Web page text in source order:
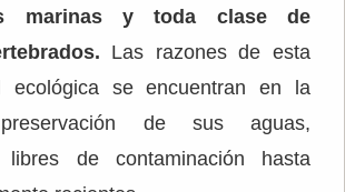
marinas y toda clase de
Las razones de esta
ecológica se encuentran en la
de sus aguas,
libres de contaminación hasta